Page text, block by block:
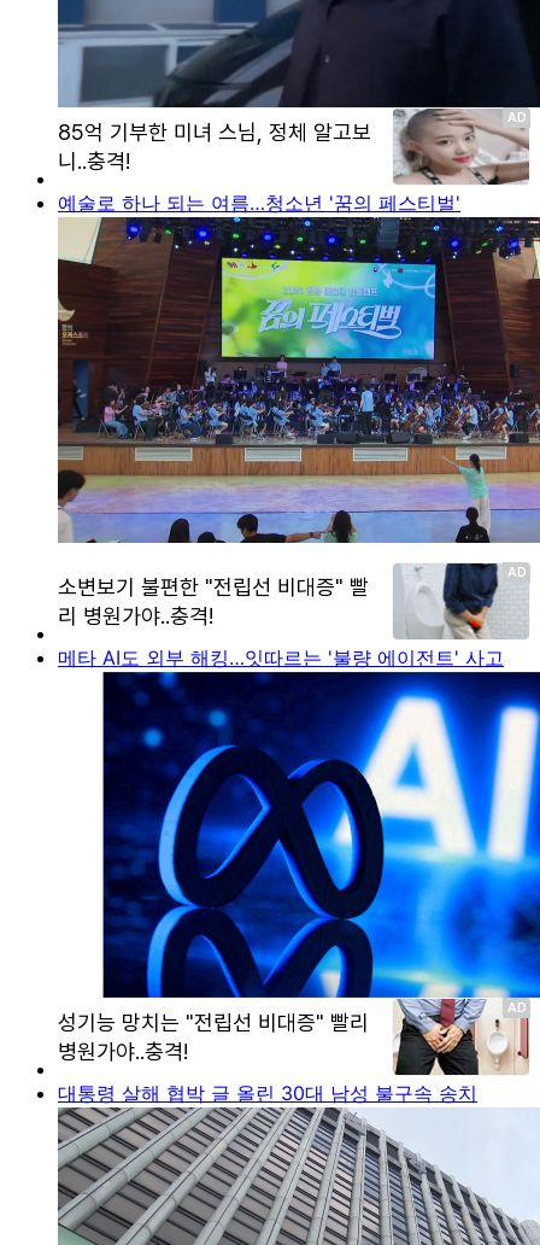
예술로 하나 되는 여름…청소년 '꿈의 페스티벌'
메타 AI도 외부 해킹…잇따르는 '불량 에이전트' 사고
대통령 살해 협박 글 올린 30대 남성 불구속 송치